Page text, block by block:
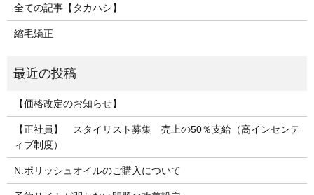
全ての記事【タカハシ】
縮毛矯正
【価格改定のお知らせ】
【正社員】 スタイリスト募集 売上の50％支給（高インセンテ
ィブ制度）
N.ポリッシュオイルのご購入について